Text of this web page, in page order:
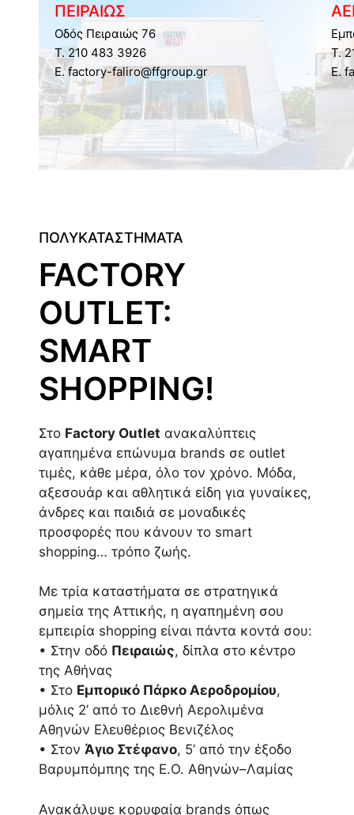
ΠΟΛΥΚΑΤΑΣΤΗΜΑΤΑ
FACTORY
OUTLET:
SMART
SHOPPING!
Στο Factory Outlet ανακαλύπτεις
αγαπημένα επώνυμα brands σε outlet
τιμές, κάθε μέρα, όλο τον χρόνο. Μόδα,
αξεσουάρ και αθλητικά είδη για γυναίκες,
άνδρες και παιδιά σε μοναδικές
προσφορές που κάνουν το smart
shopping… τρόπο ζωής.
Με τρία καταστήματα σε στρατηγικά
σημεία της Αττικής, η αγαπημένη σου
εμπειρία shopping είναι πάντα κοντά σου:
• Στην οδό Πειραιώς, δίπλα στο κέντρο
της Αθήνας
• Στο Εμπορικό Πάρκο Αεροδρομίου,
μόλις 2’ από το Διεθνή Αερολιμένα
Αθηνών Ελευθέριος Βενιζέλος
• Στον Άγιο Στέφανο, 5’ από την έξοδο
Βαρυμπόμπης της Ε.Ο. Αθηνών–Λαμίας
Ανακάλυψε κορυφαία brands όπως
ΠΕΙΡΑΙΩΣ
Οδός Πειραιώς 76
Τ. 210 483 3926
E. factory-faliro@ffgroup.gr
Τ.
E.